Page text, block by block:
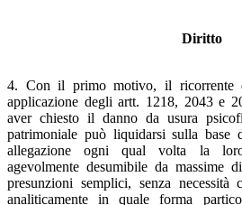
Diritto
4. Con il primo motivo, il ricorrente
applicazione degli artt. 1218, 2043 e
aver chiesto il danno da usura
patrimoniale può liquidarsi sulla base
allegazione ogni qual volta la
agevolmente desumibile da massime
presunzioni semplici, senza
analiticamente in quale forma